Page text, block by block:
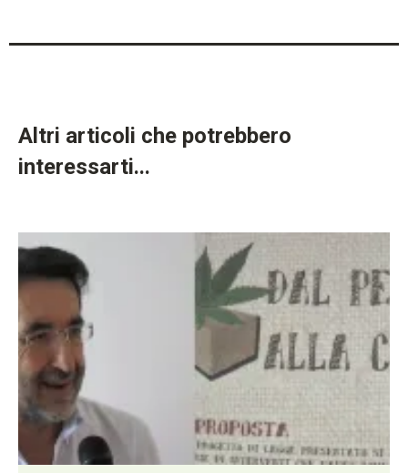
Altri articoli che potrebbero
interessarti...